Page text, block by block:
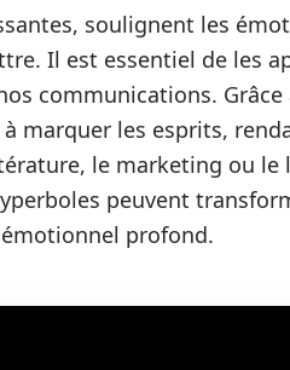
soulignent les
Il est essentiel de les
communications. Grâce
marquer les esprits,
le marketing ou le
peuvent
profond.